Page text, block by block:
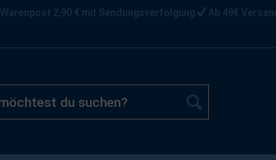
Warenpost 2,90 € mit Sendungsverfolgung Ab 49€